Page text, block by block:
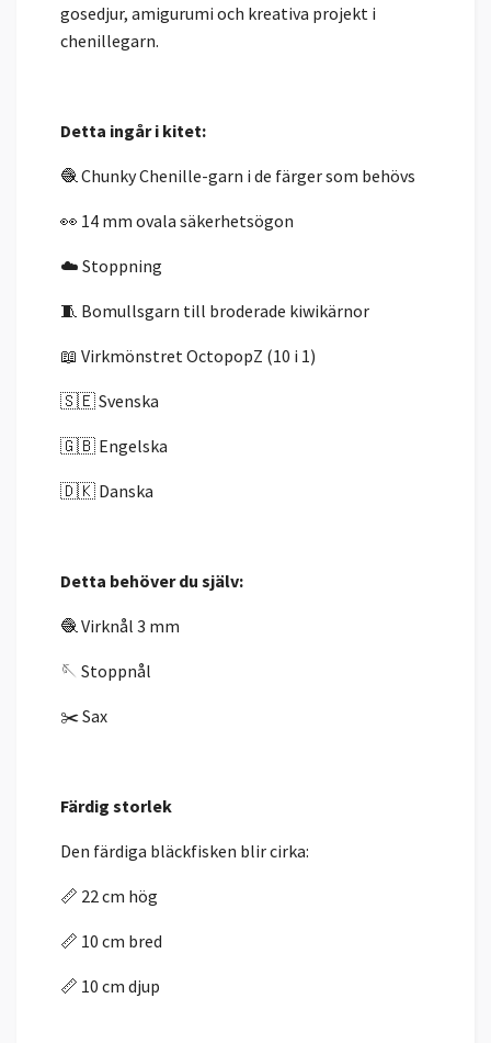
gosedjur, amigurumi och kreativa projekt i
chenillegarn.
Detta ingår i kitet:
🧶 Chunky Chenille-garn i de färger som behövs
👀 14 mm ovala säkerhetsögon
☁️ Stoppning
🧵 Bomullsgarn till broderade kiwikärnor
📖 Virkmönstret OctopopZ (10 i 1)
🇸🇪 Svenska
🇬🇧 Engelska
🇩🇰 Danska
Detta behöver du själv:
🧶 Virknål 3 mm
🪡 Stoppnål
✂️ Sax
Färdig storlek
Den färdiga bläckfisken blir cirka:
📏 22 cm hög
📏 10 cm bred
📏 10 cm djup